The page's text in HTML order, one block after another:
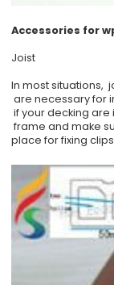
Accessories for
Joist
In most situations,
are necessary for
if your decking
frame and make
place for fixing